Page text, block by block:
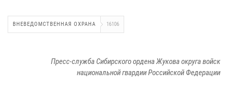
ВНЕВЕДОМСТВЕННАЯ ОХРАНА 16106
Пресс-служба Сибирского ордена Жукова округа войск
национальной гвардии Российской Федерации